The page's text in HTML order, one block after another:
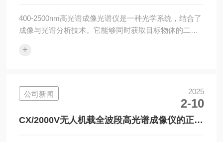
400-2500nm高光谱成像光谱仪是一种光学系统，结合了
成像与光谱分析技术。它能够同时获取目标物体的二维
数据立方体。该仪器在400nm至2500nm的光谱范围内，
考虑多个技术参数和功能特点，以满足不同应用场景的
需求。1、光谱性能光谱范围400-2500nm，覆盖可见光
到短波红外。光谱分辨率≤5nm，确保精细光谱特征识
别。采...
+
公司新闻 2025
2-10
CX/2000V无人机载全波段高光谱成像仪的正确